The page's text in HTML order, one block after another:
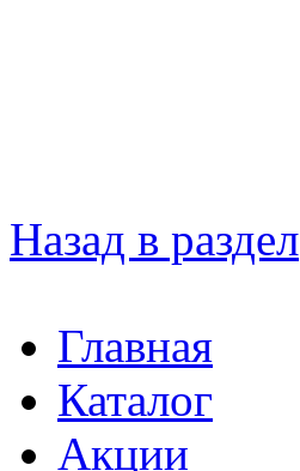
Назад в раздел
Главная
Каталог
Акции